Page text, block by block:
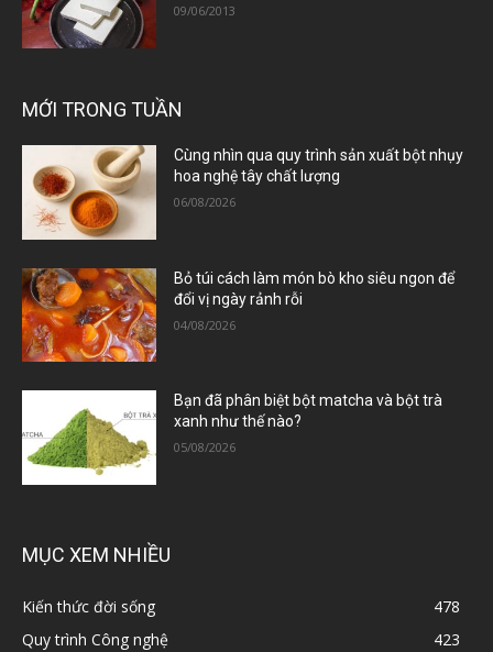
09/06/2013
MỚI TRONG TUẦN
Cùng nhìn qua quy trình sản xuất bột nhụy
hoa nghệ tây chất lượng
06/08/2026
Bỏ túi cách làm món bò kho siêu ngon để
đổi vị ngày rảnh rỗi
04/08/2026
Bạn đã phân biệt bột matcha và bột trà
xanh như thế nào?
05/08/2026
MỤC XEM NHIỀU
Kiến thức đời sống
478
Quy trình Công nghệ
423